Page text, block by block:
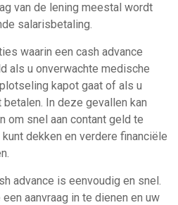
van de lening meestal wordt
salarisbetaling.
waarin een cash advance
als u onverwachte medische
kapot gaat of als u
In deze gevallen kan
om snel aan contant geld te
dekken en verdere financiële
advance is eenvoudig en snel.
aanvraag in te dienen en uw